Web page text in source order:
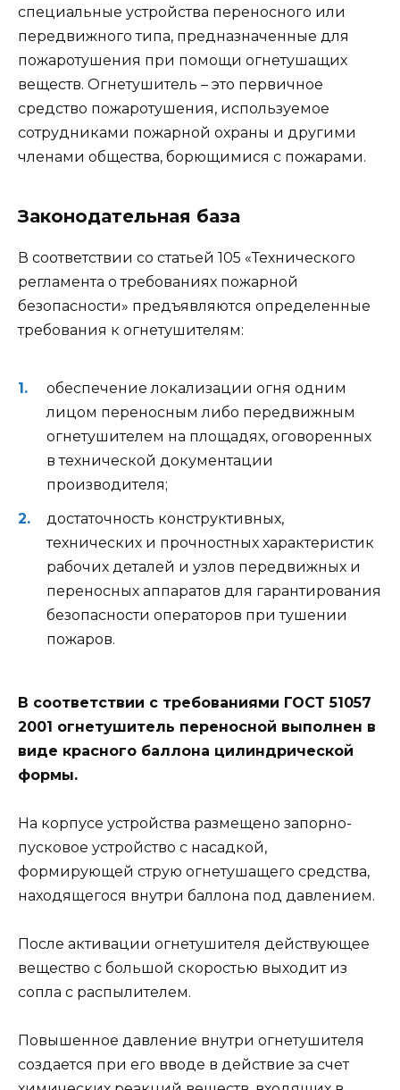
специальные устройства переносного или
передвижного типа, предназначенные для
пожаротушения при помощи огнетушащих
веществ. Огнетушитель – это первичное
средство пожаротушения, используемое
сотрудниками пожарной охраны и другими
членами общества, борющимися с пожарами.
Законодательная база
В соответствии со статьей 105 «Технического
регламента о требованиях пожарной
безопасности» предъявляются определенные
требования к огнетушителям:
обеспечение локализации огня одним
лицом переносным либо передвижным
огнетушителем на площадях, оговоренных
в технической документации
производителя;
достаточность конструктивных,
технических и прочностных характеристик
рабочих деталей и узлов передвижных и
переносных аппаратов для гарантирования
безопасности операторов при тушении
пожаров.
В соответствии с требованиями ГОСТ 51057
2001 огнетушитель переносной выполнен в
виде красного баллона цилиндрической
формы.
На корпусе устройства размещено запорно-
пусковое устройство с насадкой,
формирующей струю огнетушащего средства,
находящегося внутри баллона под давлением.
После активации огнетушителя действующее
вещество с большой скоростью выходит из
сопла с распылителем.
Повышенное давление внутри огнетушителя
создается при его вводе в действие за счет